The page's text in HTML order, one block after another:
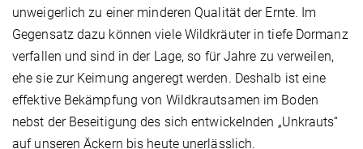
unweigerlich zu einer minderen Qualität der Ernte. Im
Gegensatz dazu können viele Wildkräuter in tiefe Dormanz
verfallen und sind in der Lage, so für Jahre zu verweilen,
ehe sie zur Keimung angeregt werden. Deshalb ist eine
effektive Bekämpfung von Wildkrautsamen im Boden
nebst der Beseitigung des sich entwickelnden „Unkrauts“
auf unseren Äckern bis heute unerlässlich.